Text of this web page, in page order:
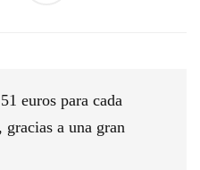
euros para cada
a una gran